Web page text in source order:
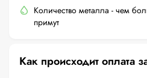
Количество металла - чем
примут
Как происходит оплата